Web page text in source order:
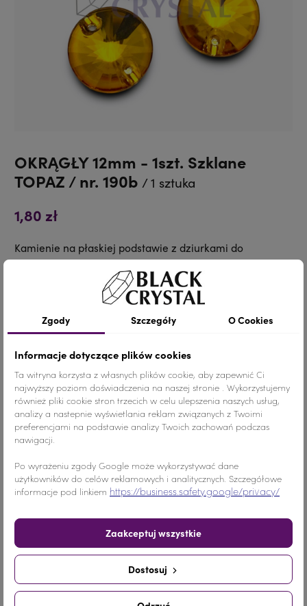
OKRĄGŁY 12mm - 1szt. Szklane
TOPAZ / nr. 190b / 1 sztuka
1,80 zł
Kamienie na płaskiej podstawie z dziurkami do
przyszycia.
Szczegóły produktu
Kolor Złoty
Materiał Szkło
Ilość
Nr.Kategorii 190b
Udostępnij
UdostępnijTweetujPinterest
Zgody Szczegóły O Cookies
Informacje dotyczące plików cookies
Ta witryna korzysta z własnych plików cookie, aby zapewnić Ci
najwyższy poziom doświadczenia na naszej stronie . Wykorzystujemy
również pliki cookie stron trzecich w celu ulepszenia naszych usług,
analizy a nastepnie wyświetlania reklam związanych z Twoimi
preferencjami na podstawie analizy Twoich zachowań podczas
nawigacji.
Po wyrażeniu zgody Google może wykorzystywać dane
użytkowników do celów reklamowych i analitycznych. Szczegółowe
informacje pod linkiem https://business.safety.google/privacy/
Dostosuj
Zaakceptuj wszystkie